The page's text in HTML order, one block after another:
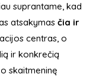
suprantame, kad
atsakymas čia ir
centras, o
ir konkrečią
skaitmeninę